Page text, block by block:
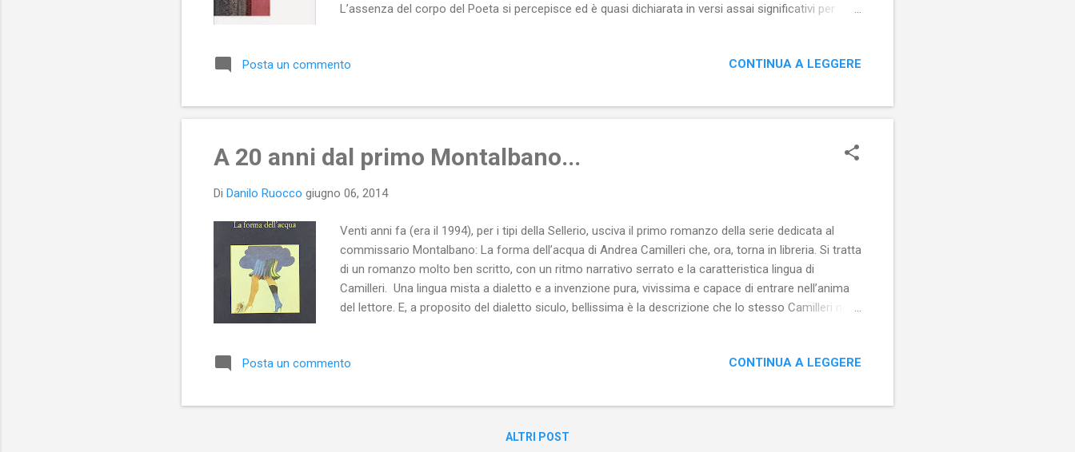
L’assenza del corpo del Poeta si percepisce ed è quasi dichiarata in versi assai significativi per
tra i profili dei grattacieli di Milano, tra gli specchi e le travi di Piazza Gae Aulenti e i cavi del tram
Poeta. Ecco, allora, presentarsi al lettore versi come quelli che si leggono in Decomp...
Posta un commento CONTINUA A LEGGERE
A 20 anni dal primo Montalbano...
Di Danilo Ruocco giugno 06, 2014
Venti anni fa (era il 1994), per i tipi della Sellerio, usciva il primo romanzo della serie dedicata al
commissario Montalbano: La forma dell’acqua di Andrea Camilleri che, ora, torna in libreria. Si tratta
di un romanzo molto ben scritto, con un ritmo narrativo serrato e la caratteristica lingua di
Camilleri. Una lingua mista a dialetto e a invenzione pura, vivissima e capace di entrare nell’anima
del lettore. E, a proposito del dialetto siculo, bellissima è la descrizione che lo stesso Camilleri ne
in grado di rendere comprensibile ed espressivo anche senza il supporto della mimica facciale!
Posta un commento CONTINUA A LEGGERE
ALTRI POST